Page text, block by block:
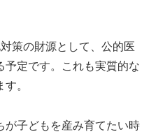
策の財源として、公的医
予定です。これも実質的な
。
が子どもを産み育てたい時